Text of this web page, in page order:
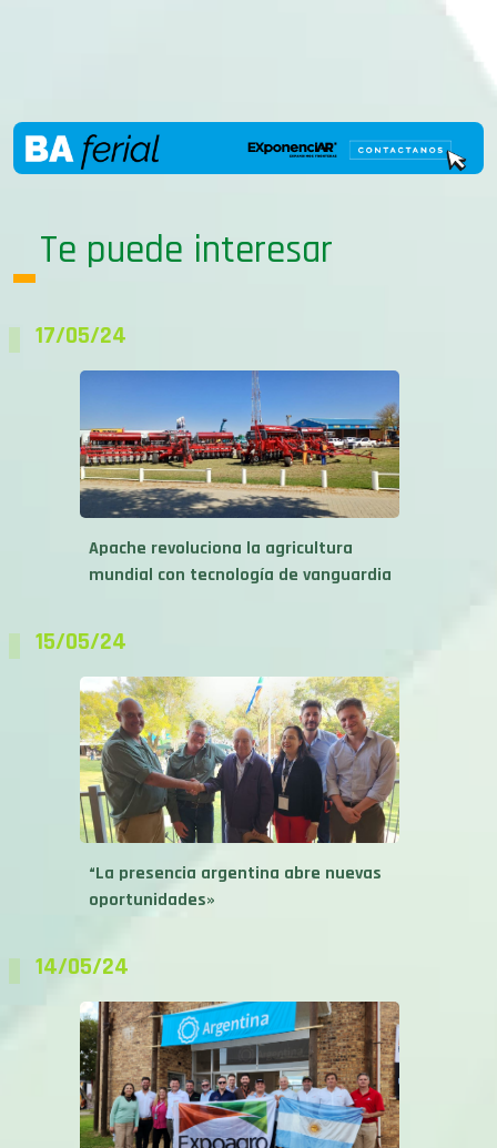
Te puede interesar
17/05/24
Apache revoluciona la agricultura
mundial con tecnología de vanguardia
15/05/24
“La presencia argentina abre nuevas
oportunidades»
14/05/24